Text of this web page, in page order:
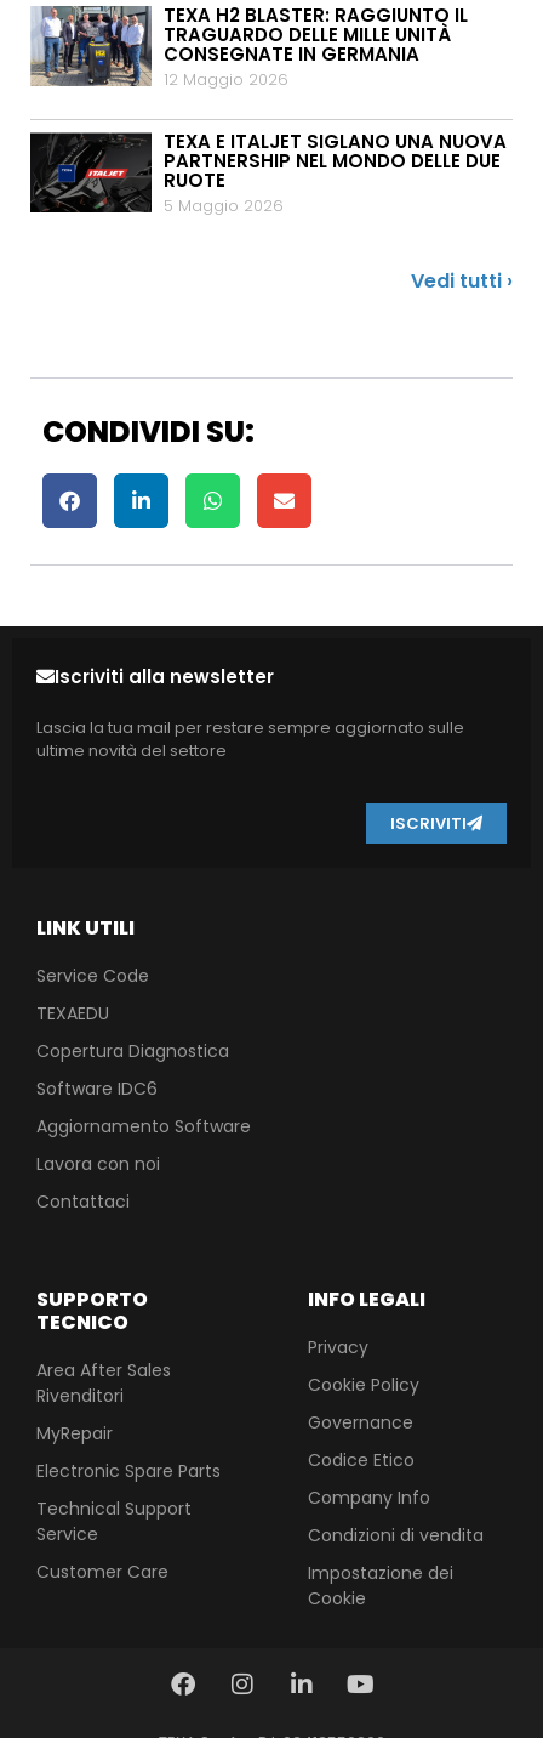
TEXA H2 BLASTER: RAGGIUNTO IL
TRAGUARDO DELLE MILLE UNITÀ
CONSEGNATE IN GERMANIA
12 Maggio 2026
TEXA E ITALJET SIGLANO UNA NUOVA
PARTNERSHIP NEL MONDO DELLE DUE
RUOTE
5 Maggio 2026
Vedi tutti ›
CONDIVIDI SU:
INFO LEGALI
Privacy
Cookie Policy
Governance
Codice Etico
Company Info
Condizioni di vendita
Impostazione dei
Cookie
SUPPORTO
TECNICO
Area After Sales
Rivenditori
MyRepair
Electronic Spare Parts
Technical Support
Service
Customer Care
LINK UTILI
Service Code
TEXAEDU
Copertura Diagnostica
Software IDC6
Aggiornamento Software
Lavora con noi
Contattaci
Iscriviti alla newsletter
Lascia la tua mail per restare sempre aggiornato sulle
ultime novità del settore
ISCRIVITI